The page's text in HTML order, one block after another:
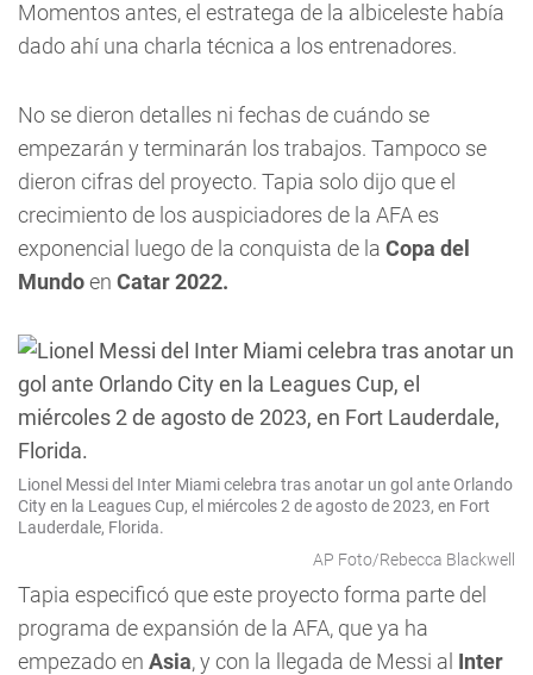
Momentos antes, el estratega de la albiceleste había
dado ahí una charla técnica a los entrenadores.
No se dieron detalles ni fechas de cuándo se
empezarán y terminarán los trabajos. Tampoco se
dieron cifras del proyecto. Tapia solo dijo que el
crecimiento de los auspiciadores de la AFA es
exponencial luego de la conquista de la Copa del
Mundoen Catar 2022.
Lionel Messi del Inter Miami celebra tras anotar un gol ante Orlando
City en la Leagues Cup, el miércoles 2 de agosto de 2023, en Fort
Lauderdale, Florida.
AP Foto/Rebecca Blackwell
Tapia especificó que este proyecto forma parte del
programa de expansión de la AFA, que ya ha
empezado en Asia, y con la llegada de Messi al Inter